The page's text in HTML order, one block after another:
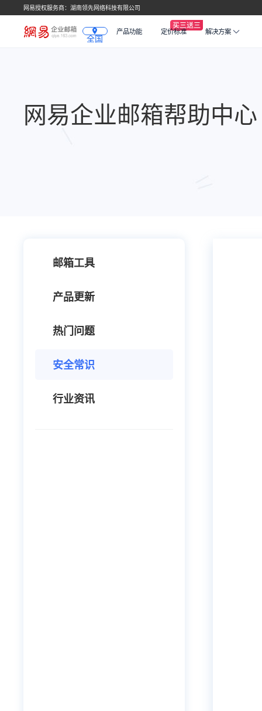
网易授权服务商：湖南领先网络科技有限公司
全国
产品功能 定价标准 解决方案
网易企业邮箱帮助中心
邮箱工具
产品更新
热门问题
安全常识
行业资讯